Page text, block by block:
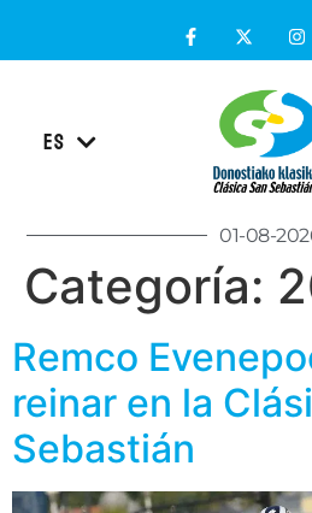
ES
EN
01-08-
Categoría:
Remco
reinar en la
Sebastián